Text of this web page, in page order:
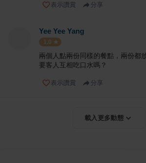
表示讚賞 分享
Yee Yee Yang
1.0
兩個人點兩份同樣的餐點，兩份都
要客人互相吃口水嗎？
表示讚賞 分享
載入更多動態